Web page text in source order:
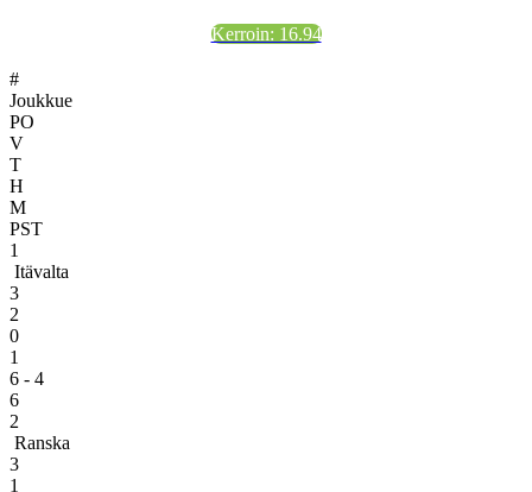
Kerroin: 16.94
#
Joukkue
PO
V
T
H
M
PST
1
Itävalta
3
2
0
1
6 - 4
6
2
Ranska
3
1